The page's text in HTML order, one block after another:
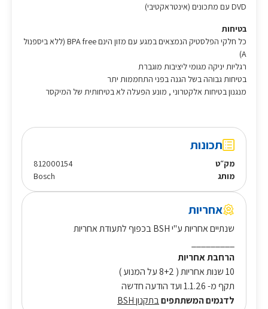
DVD עם מתכונים (אינטראקטיבי)
בטיחות
כל חלקי הפלסטיק הנמצאים במגע עם מזון הינם BPA free (ללא ביספנול
רגליות יניקה מגומי ליציבות מוגברת
בטיחות גבוהה בשל הגנה בפני התחממות יתר
מנגנון בטיחות אלקטרוני , מונע הפעלה לא בטיחותית של המיקסר
תכונות
מק״ט
812000154
מותג
Bosch
אחריות
שנתיים אחריות ע"י BSH בכפוף לתעודת אחריות
הרחבת אחריות
10 שנות אחריות ( 8+2 על המנוע )
תקף מ- 1.1.26 ועד הודעה חדשה
לדגמים המשתתפיםבתקנון BSH